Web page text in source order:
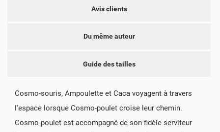
Avis clients
Du même auteur
Guide des tailles
Cosmo-souris, Ampoulette et Caca voyagent à travers
l'espace lorsque Cosmo-poulet croise leur chemin.
Cosmo-poulet est accompagné de son fidèle serviteur